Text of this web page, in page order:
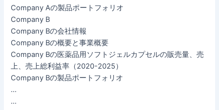
Company Aの製品ポートフォリオ
Company B
Company Bの会社情報
Company Bの概要と事業概要
Company Bの医薬品用ソフトジェルカプセルの販売量、売
上、売上総利益率（2020-2025）
Company Bの製品ポートフォリオ
…
…